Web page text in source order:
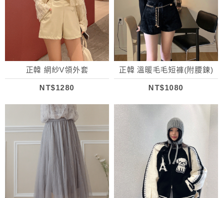
正韓 網紗V領外套
NT$1280
正韓 溫暖毛毛短褲(附腰鍊)
NT$1080